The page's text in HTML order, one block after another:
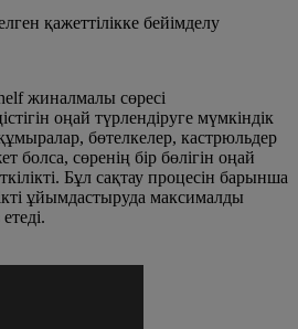
қажеттілікке бейімделу
жиналмалы сөресі
оңай түрлендіруге мүмкіндік
бөтелкелер, кастрюльдер
сөренің бір бөлігін оңай
Бұл сақтау процесін барынша
ұйымдастыруда максималды